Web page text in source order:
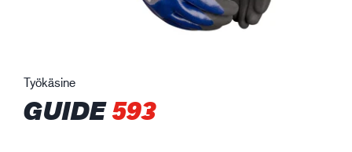
Työkäsine
GUIDE593